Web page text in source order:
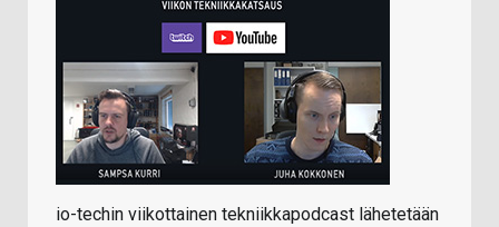
io-techin viikottainen tekniikkapodcast lähetetään